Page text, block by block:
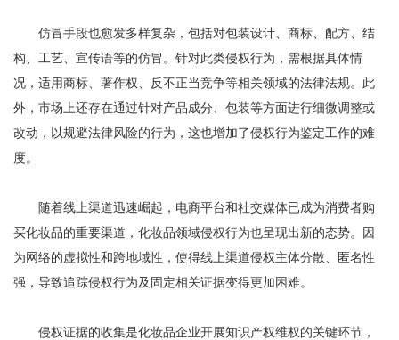
仿冒手段也愈发多样复杂，包括对包装设计、商标、配方、结
构、工艺、宣传语等的仿冒。针对此类侵权行为，需根据具体情
况，适用商标、著作权、反不正当竞争等相关领域的法律法规。此
外，市场上还存在通过针对产品成分、包装等方面进行细微调整或
改动，以规避法律风险的行为，这也增加了侵权行为鉴定工作的难
度。
随着线上渠道迅速崛起，电商平台和社交媒体已成为消费者购
买化妆品的重要渠道，化妆品领域侵权行为也呈现出新的态势。因
为网络的虚拟性和跨地域性，使得线上渠道侵权主体分散、匿名性
强，导致追踪侵权行为及固定相关证据变得更加困难。
侵权证据的收集是化妆品企业开展知识产权维权的关键环节，